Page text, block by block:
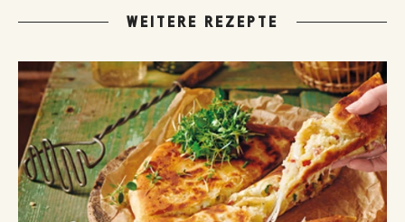
WEITERE REZEPTE